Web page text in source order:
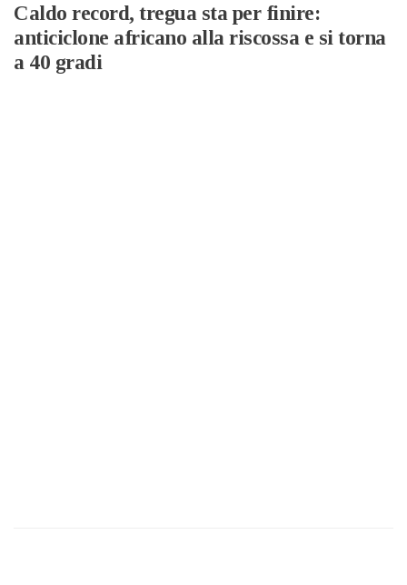
Caldo record, tregua sta per finire:
anticiclone africano alla riscossa e si torna
a 40 gradi